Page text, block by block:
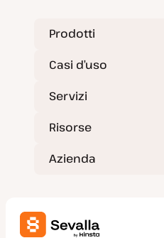
r
n
t
a
Prodotti
Casi d’uso
Servizi
Risorse
Azienda